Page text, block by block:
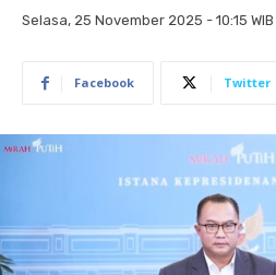
Selasa, 25 November 2025 - 10:15 WIB
Facebook Twitter